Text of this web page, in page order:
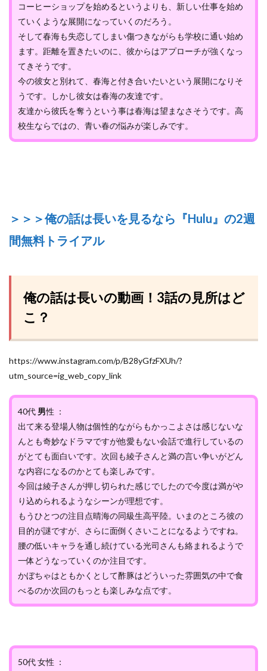
コーヒーショップを始めるというよりも、新しい仕事を始め
ていくような展開になっていくのだろう。
そして春海も失恋してしまい傷つきながらも学校に通い始め
ます。距離を置きたいのに、彼からはアプローチが強くなっ
てきそうです。
今の彼女と別れて、春海と付き合いたいという展開になりそ
うです。しかし彼女は春海の友達です。
友達から彼氏を奪うという事は春海は望まなさそうです。高
校生ならではの、青い春の悩みが楽しみです。
＞＞＞俺の話は長いを見るなら『Hulu』の2週
間無料トライアル
俺の話は長いの動画！3話の見所はど
こ？
https://www.instagram.com/p/B28yGfzFXUh/?
utm_source=ig_web_copy_link
40代 男性 ：
出て来る登場人物は個性的ながらもかっこよさは感じないな
んとも奇妙なドラマですが他愛もない会話で進行しているの
がとても面白いです。次回も綾子さんと満の言い争いがどん
な内容になるのかとても楽しみです。
今回は綾子さんが押し切られた感じでしたので今度は満がや
り込められるようなシーンが理想です。
もうひとつの注目点晴海の同級生高平陸。いまのところ彼の
目的が謎ですが、さらに面倒くさいことになるようですね。
腰の低いキャラを通し続けている光司さんも絡まれるようで
一体どうなっていくのか注目です。
かぼちゃはともかくとして酢豚はどういった雰囲気の中で食
べるのか次回のもっとも楽しみな点です。
50代 女性 ：